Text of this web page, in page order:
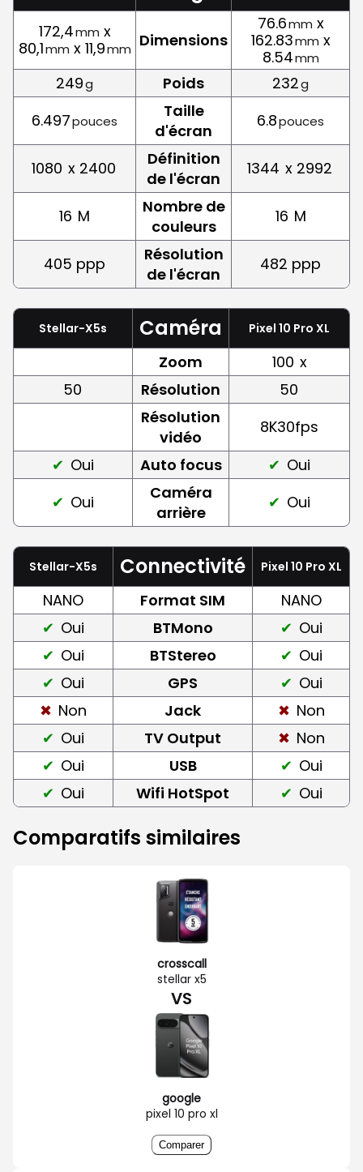
172,4mm x
80,1mm x 11,9mm Dimensions
76.6mm x
162.83mm x
8.54mm
249g Poids 232g
6.497pouces
Taille
d'écran
6.8pouces
1080 x 2400
Définition
de l'écran
1344 x 2992
16 M
Nombre de
couleurs
16 M
405 ppp
Résolution
de l'écran
482 ppp
Stellar-X5s Caméra Pixel 10 Pro XL
Zoom 100 x
50
Résolution
50
Résolution
vidéo
8K30fps
Oui
Auto focus
Oui
Oui
Caméra
arrière
Oui
Stellar-X5s Connectivité Pixel 10 Pro XL
NANO Format SIM
NANO
Oui
BTMono
Oui
Oui
BTStereo
Oui
Oui
GPS
Oui
Non
Jack
Non
Oui
TV Output
Non
Oui
USB
Oui
Oui
Wifi HotSpot Oui
Comparatifs similaires
crosscall
stellar x5
VS
google
pixel 10 pro xl
Comparer